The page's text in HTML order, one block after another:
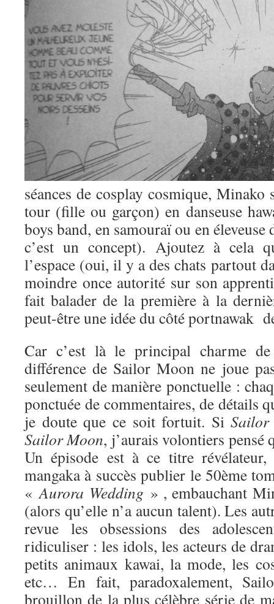
séances de cosplay cosmique,
tour (fille ou garçon) en danseuse
boys band, en samouraï ou en éleveuse
c’est un concept). Ajoutez à cela
l’espace (oui, il y a des chats partout
moindre once autorité sur son
fait balader de la première à la
peut-être une idée du côté portnawak
Car c’est là le principal charme
différence de Sailor Moon ne joue
seulement de manière ponctuelle :
ponctuée de commentaires, de détails
je doute que ce soit fortuit. Si
Sailor Moon, j’aurais volontiers pensé
Un épisode est à ce titre
mangaka à succès publier le 50ème
«Aurora Wedding » , embauchant
(alors qu’elle n’a aucun talent). Les
revue les obsessions des
ridiculiser : les idols, les acteurs de
petits animaux kawai, la mode, les
etc… En fait, paradoxalement,
brouillon de la plus célèbre série de